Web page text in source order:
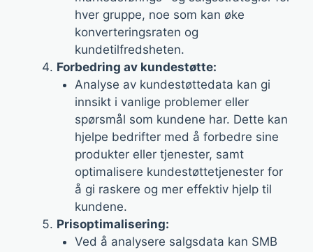
hver gruppe, noe som kan øke
konverteringsraten og
kundetilfredsheten.
Forbedring av kundestøtte:
Analyse av kundestøttedata kan gi
innsikt i vanlige problemer eller
spørsmål som kundene har. Dette kan
hjelpe bedrifter med å forbedre sine
produkter eller tjenester, samt
optimalisere kundestøttetjenester for
å gi raskere og mer effektiv hjelp til
kundene.
Prisoptimalisering:
Ved å analysere salgsdata kan SMB